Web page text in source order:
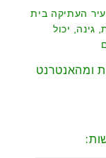
ומהאנטרנט